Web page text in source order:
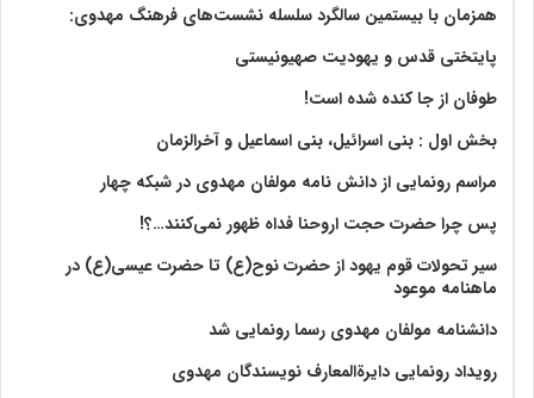
همزمان با بیستمین سالگرد سلسله نشست‌های فرهنگ مهدوی:‌
پایتختی قدس و یهودیت صهیونیستی
طوفان از جا کنده شده است!
بخش اول : بنی اسرائیل، بنی اسماعیل و آخرالزمان
مراسم رونمایی از دانش نامه مولفان مهدوی در شبکه چهار
پس چرا حضرت حجت اروحنا فداه ظهور نمی‌کنند…؟!
سیر تحولات قوم یهود از حضرت نوح(ع) تا حضرت عیسی(ع) در
ماهنامه موعود
دانشنامه مولفان مهدوی رسما رونمایی شد
رویداد رونمایی دایرةالمعارف نویسندگان مهدوی